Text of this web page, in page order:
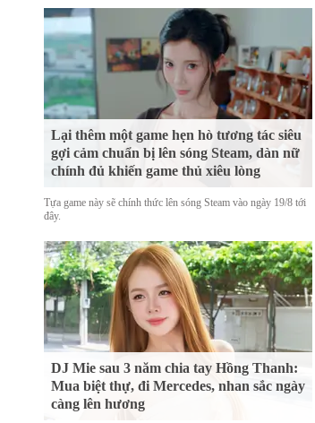
Lại thêm một game hẹn hò tương tác siêu
gợi cảm chuẩn bị lên sóng Steam, dàn nữ
chính đủ khiến game thủ xiêu lòng
Tựa game này sẽ chính thức lên sóng Steam vào ngày 19/8 tới
đây.
DJ Mie sau 3 năm chia tay Hồng Thanh:
Mua biệt thự, đi Mercedes, nhan sắc ngày
càng lên hương